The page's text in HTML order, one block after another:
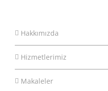
Hakkımızda
Hizmetlerimiz
Makaleler